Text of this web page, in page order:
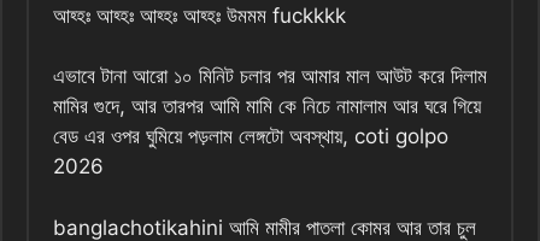
আহ্হঃ আহ্হঃ আহ্হঃ আহ্হঃ উমমম fuckkkk
এভাবে টানা আরো ১০ মিনিট চলার পর আমার মাল আউট করে দিলাম
মামির গুদে, আর তারপর আমি মামি কে নিচে নামালাম আর ঘরে গিয়ে
বেড এর ওপর ঘুমিয়ে পড়লাম লেঙ্গটো অবস্থায়, coti golpo
2026
banglachotikahini আমি মামীর পাতলা কোমর আর তার চুল